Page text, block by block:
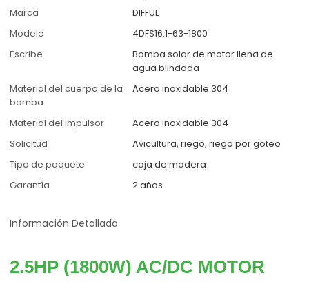
Marca
DIFFUL
Modelo
4DFS16.1-63-1800
Escribe
Bomba solar de motor llena de
agua blindada
Material del cuerpo de la
bomba
Acero inoxidable 304
Material del impulsor
Acero inoxidable 304
Solicitud
Avicultura, riego, riego por goteo
Tipo de paquete
caja de madera
Garantía
2 años
Información Detallada
2.5HP (1800W) AC/DC MOTOR